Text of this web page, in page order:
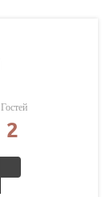
Гостей
2